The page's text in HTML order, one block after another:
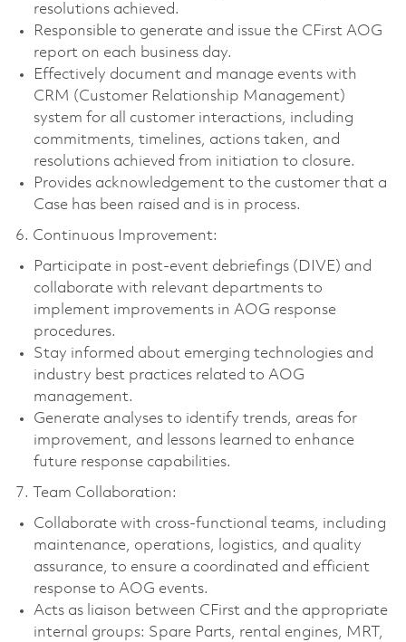
resolutions achieved.
Responsible to generate and issue the CFirst AOG
report on each business day.
Effectively document and manage events with
CRM (Customer Relationship Management)
system for all customer interactions, including
commitments, timelines, actions taken, and
resolutions achieved from initiation to closure.
Provides acknowledgement to the customer that a
Case has been raised and is in process.
6. Continuous Improvement:
Participate in post-event debriefings (DIVE) and
collaborate with relevant departments to
implement improvements in AOG response
procedures.
Stay informed about emerging technologies and
industry best practices related to AOG
management.
Generate analyses to identify trends, areas for
improvement, and lessons learned to enhance
future response capabilities.
7. Team Collaboration:
Collaborate with cross-functional teams, including
maintenance, operations, logistics, and quality
assurance, to ensure a coordinated and efficient
response to AOG events.
Acts as liaison between CFirst and the appropriate
internal groups: Spare Parts, rental engines, MRT,